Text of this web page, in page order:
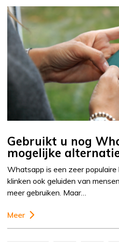
Gebruikt u nog
mogelijke
Whatsapp is een zeer
klinken ook geluiden van
meer gebruiken. Maar…
Meer